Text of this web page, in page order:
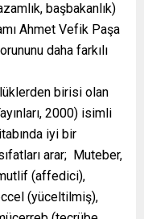
başbakanlık)
Ahmet Vefik Paşa
daha farkılı
birisi olan
2000) isimli
iyi bir
arar; Muteber,
(affedici),
(yüceltilmiş),